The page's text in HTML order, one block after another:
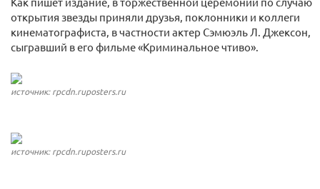
открытия звезды приняли друзья, поклонники и коллеги
кинематографиста, в частности актер Сэмюэль Л. Джексон,
сыгравший в его фильме «Криминальное чтиво».
источник: rpcdn.ruposters.ru
источник: rpcdn.ruposters.ru